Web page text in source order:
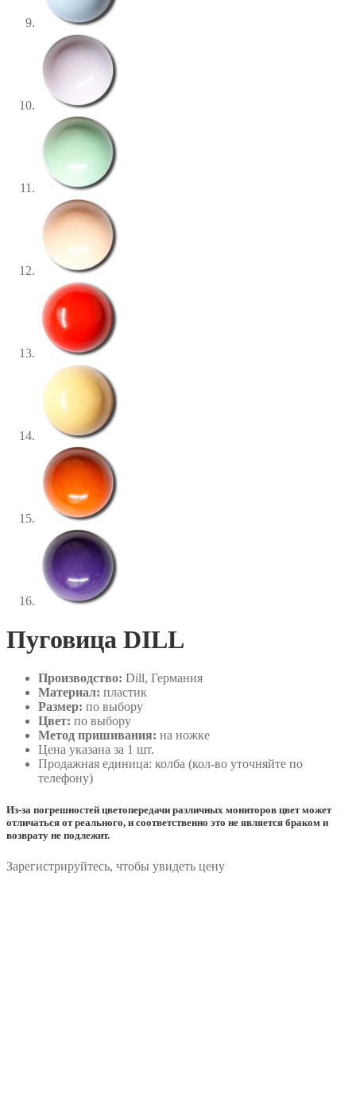
Пуговица DILL
Производство: Dill, Германия
Материал: пластик
Размер: по выбору
Цвет: по выбору
Метод пришивания: на ножке
Цена указана за 1 шт.
Продажная единица: колба (кол-во уточняйте по
телефону)
Из-за погрешностей цветопередачи различных мониторов цвет может
отличаться от реального, и соответственно это не является браком и
возврату не подлежит.
Зарегистрируйтесь, чтобы увидеть цену